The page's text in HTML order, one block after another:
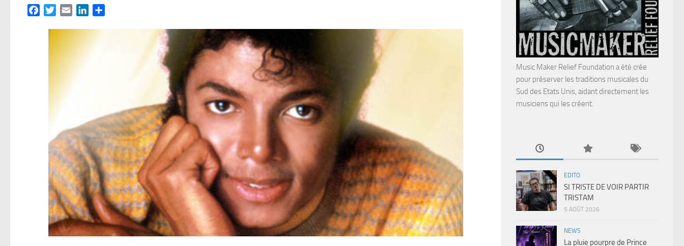
FacebookTwitterEmail LinkedIn
Music Maker Relief Foundation a été crée
pour préserver les traditions musicales du
Sud des Etats Unis, aidant directement les
musiciens qui les créent.
EDITO
SI TRISTE DE VOIR PARTIR
TRISTAM
5 AOÛT 2026
NEWS
La pluie pourpre de Prince